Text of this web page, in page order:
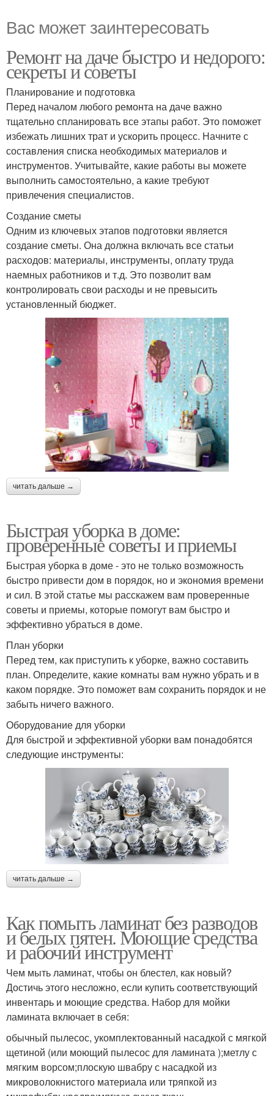
Вас может заинтересовать
Ремонт на даче быстро и недорого:
секреты и советы
Планирование и подготовка
Перед началом любого ремонта на даче важно
тщательно спланировать все этапы работ. Это поможет
избежать лишних трат и ускорить процесс. Начните с
составления списка необходимых материалов и
инструментов. Учитывайте, какие работы вы можете
выполнить самостоятельно, а какие требуют
привлечения специалистов.
Создание сметы
Одним из ключевых этапов подготовки является
создание сметы. Она должна включать все статьи
расходов: материалы, инструменты, оплату труда
наемных работников и т.д. Это позволит вам
контролировать свои расходы и не превысить
установленный бюджет.
читать дальше →
Быстрая уборка в доме:
проверенные советы и приемы
Быстрая уборка в доме - это не только возможность
быстро привести дом в порядок, но и экономия времени
и сил. В этой статье мы расскажем вам проверенные
советы и приемы, которые помогут вам быстро и
эффективно убраться в доме.
План уборки
Перед тем, как приступить к уборке, важно составить
план. Определите, какие комнаты вам нужно убрать и в
каком порядке. Это поможет вам сохранить порядок и не
забыть ничего важного.
Оборудование для уборки
Для быстрой и эффективной уборки вам понадобятся
следующие инструменты:
читать дальше →
Как помыть ламинат без разводов
и белых пятен. Моющие средства
и рабочий инструмент
Чем мыть ламинат, чтобы он блестел, как новый?
Достичь этого несложно, если купить соответствующий
инвентарь и моющие средства. Набор для мойки
ламината включает в себя:
обычный пылесос, укомплектованный насадкой с мягкой
щетиной (или моющий пылесос для ламината );метлу с
мягким ворсом;плоскую швабру с насадкой из
микроволокнистого материала или тряпкой из